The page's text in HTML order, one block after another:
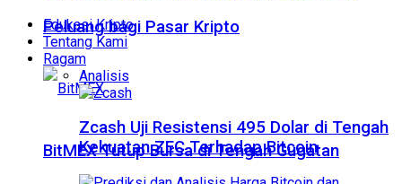
Peluang bagi Pasar Kripto
BitMEX Tutup Bursa di Tengah Gugatan
Edukasi Kripto
Tentang Kami
Ragam
Analisis
Zcash Uji Resistensi 495 Dolar di Tengah
Kekuatan ZEC Terhadap Bitcoin